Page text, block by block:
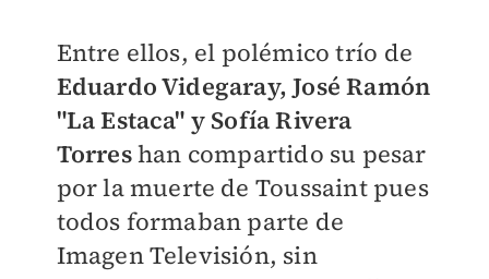
Entre ellos, el polémico trío de
Eduardo Videgaray, José Ramón
"La Estaca" y Sofía Rivera
Torreshan compartido su pesar
por la muerte de Toussaint pues
todos formaban parte de
Imagen Televisión, sin